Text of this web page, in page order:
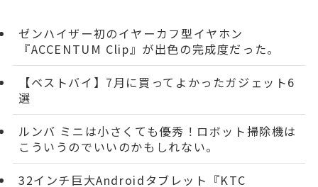
ゼンハイザー初のイヤーカフ型イヤホン
『ACCENTUM Clip』が出色の完成度だった。
【ベストバイ】7月に買ってよかったガジェット6
選
ルンバ ミニは小さくても優秀！ロボット掃除機は
こういうのでいいのかもしれない。
32インチ巨大Androidタブレット『KTC